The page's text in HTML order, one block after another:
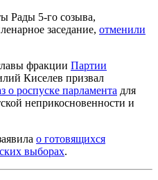
Рады 5-го созыва,
заседание, отменили
фракции Партии
Киселев призвал
о роспуске парламента для
неприкосновенности и
о готовящихся
выборах.